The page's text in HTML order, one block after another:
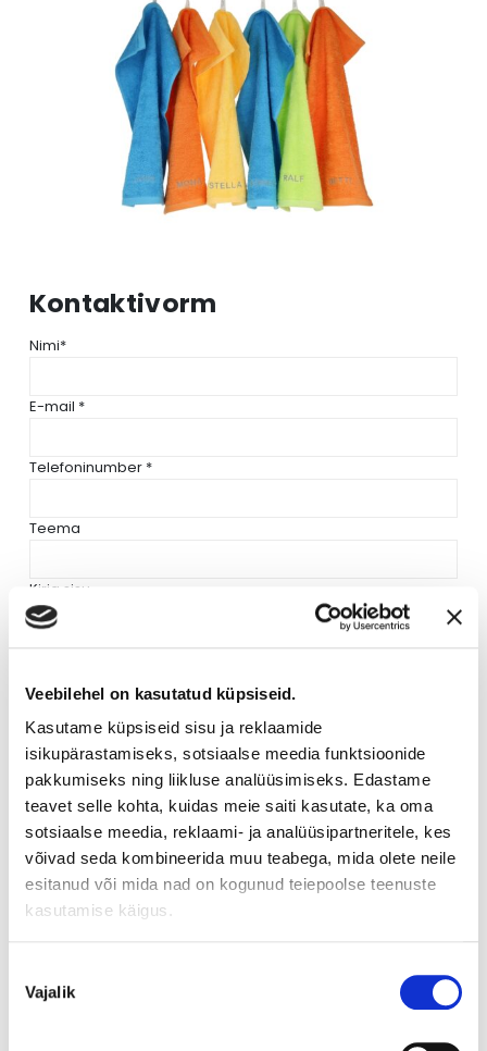
Veebilehel on kasutatud küpsiseid.
Kasutame küpsiseid sisu ja reklaamide
isikupärastamiseks, sotsiaalse meedia funktsioonide
pakkumiseks ning liikluse analüüsimiseks. Edastame
teavet selle kohta, kuidas meie saiti kasutate, ka oma
sotsiaalse meedia, reklaami- ja analüüsipartneritele, kes
võivad seda kombineerida muu teabega, mida olete neile
esitanud või mida nad on kogunud teiepoolse teenuste
kasutamise käigus.
valik
Vajalik
Kontaktivorm
Nimi*
E-mail *
Telefoninumber *
Teema
Kirja sisu
ARVUSTUSED (0)
SEOTUD TOOTED